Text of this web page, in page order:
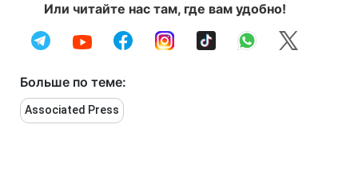
Или читайте нас там, где вам удобно!
Больше по теме:
Associated Press